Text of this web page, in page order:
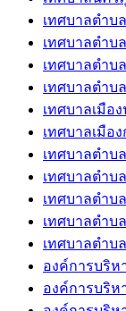
เทศบาลตำบ
เทศบาลตำบ
เทศบาลตำบ
เทศบาลตำบ
เทศบาลเมือ
เทศบาลเมือ
เทศบาลตำบ
เทศบาลตำบ
เทศบาลตำบ
เทศบาลตำบ
เทศบาลตำบ
องค์การบริห
องค์การบริห